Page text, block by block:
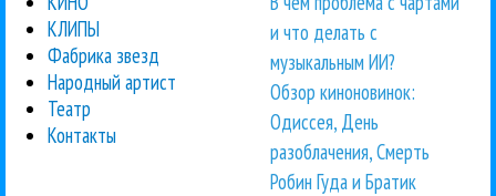
КЛИПЫ
Фабрика звезд
Народный артист
Театр
Контакты
и что делать с
музыкальным ИИ?
Обзор киноновинок:
Одиссея, День
разоблачения, Смерть
Робин Гуда и Братик